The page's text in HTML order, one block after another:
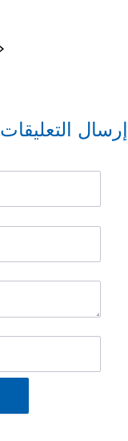
إرسال التعليقات